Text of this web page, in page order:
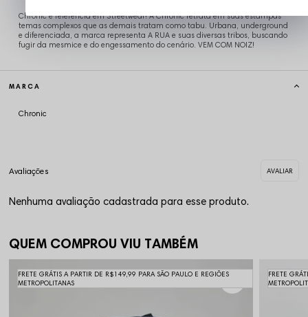
Chronic é referência em Streetwear! A Chronic retrata em suas estampas
temas complexos que as demais tratam como tabu. Urbana, underground
e diferenciada, a marca representa A RUA e suas diversas tribos, buscando
fugir da mesmice e do engessamento do cenário. VEM COM NOIZ!
MARCA
Chronic
Nenhuma avaliação cadastrada para esse produto.
QUEM COMPROU VIU TAMBÉM
FRETE GRÁTIS A PARTIR DE R$149,99 PARA SÃO PAULO E REGIÕES
METROPOLITANAS
FRETE